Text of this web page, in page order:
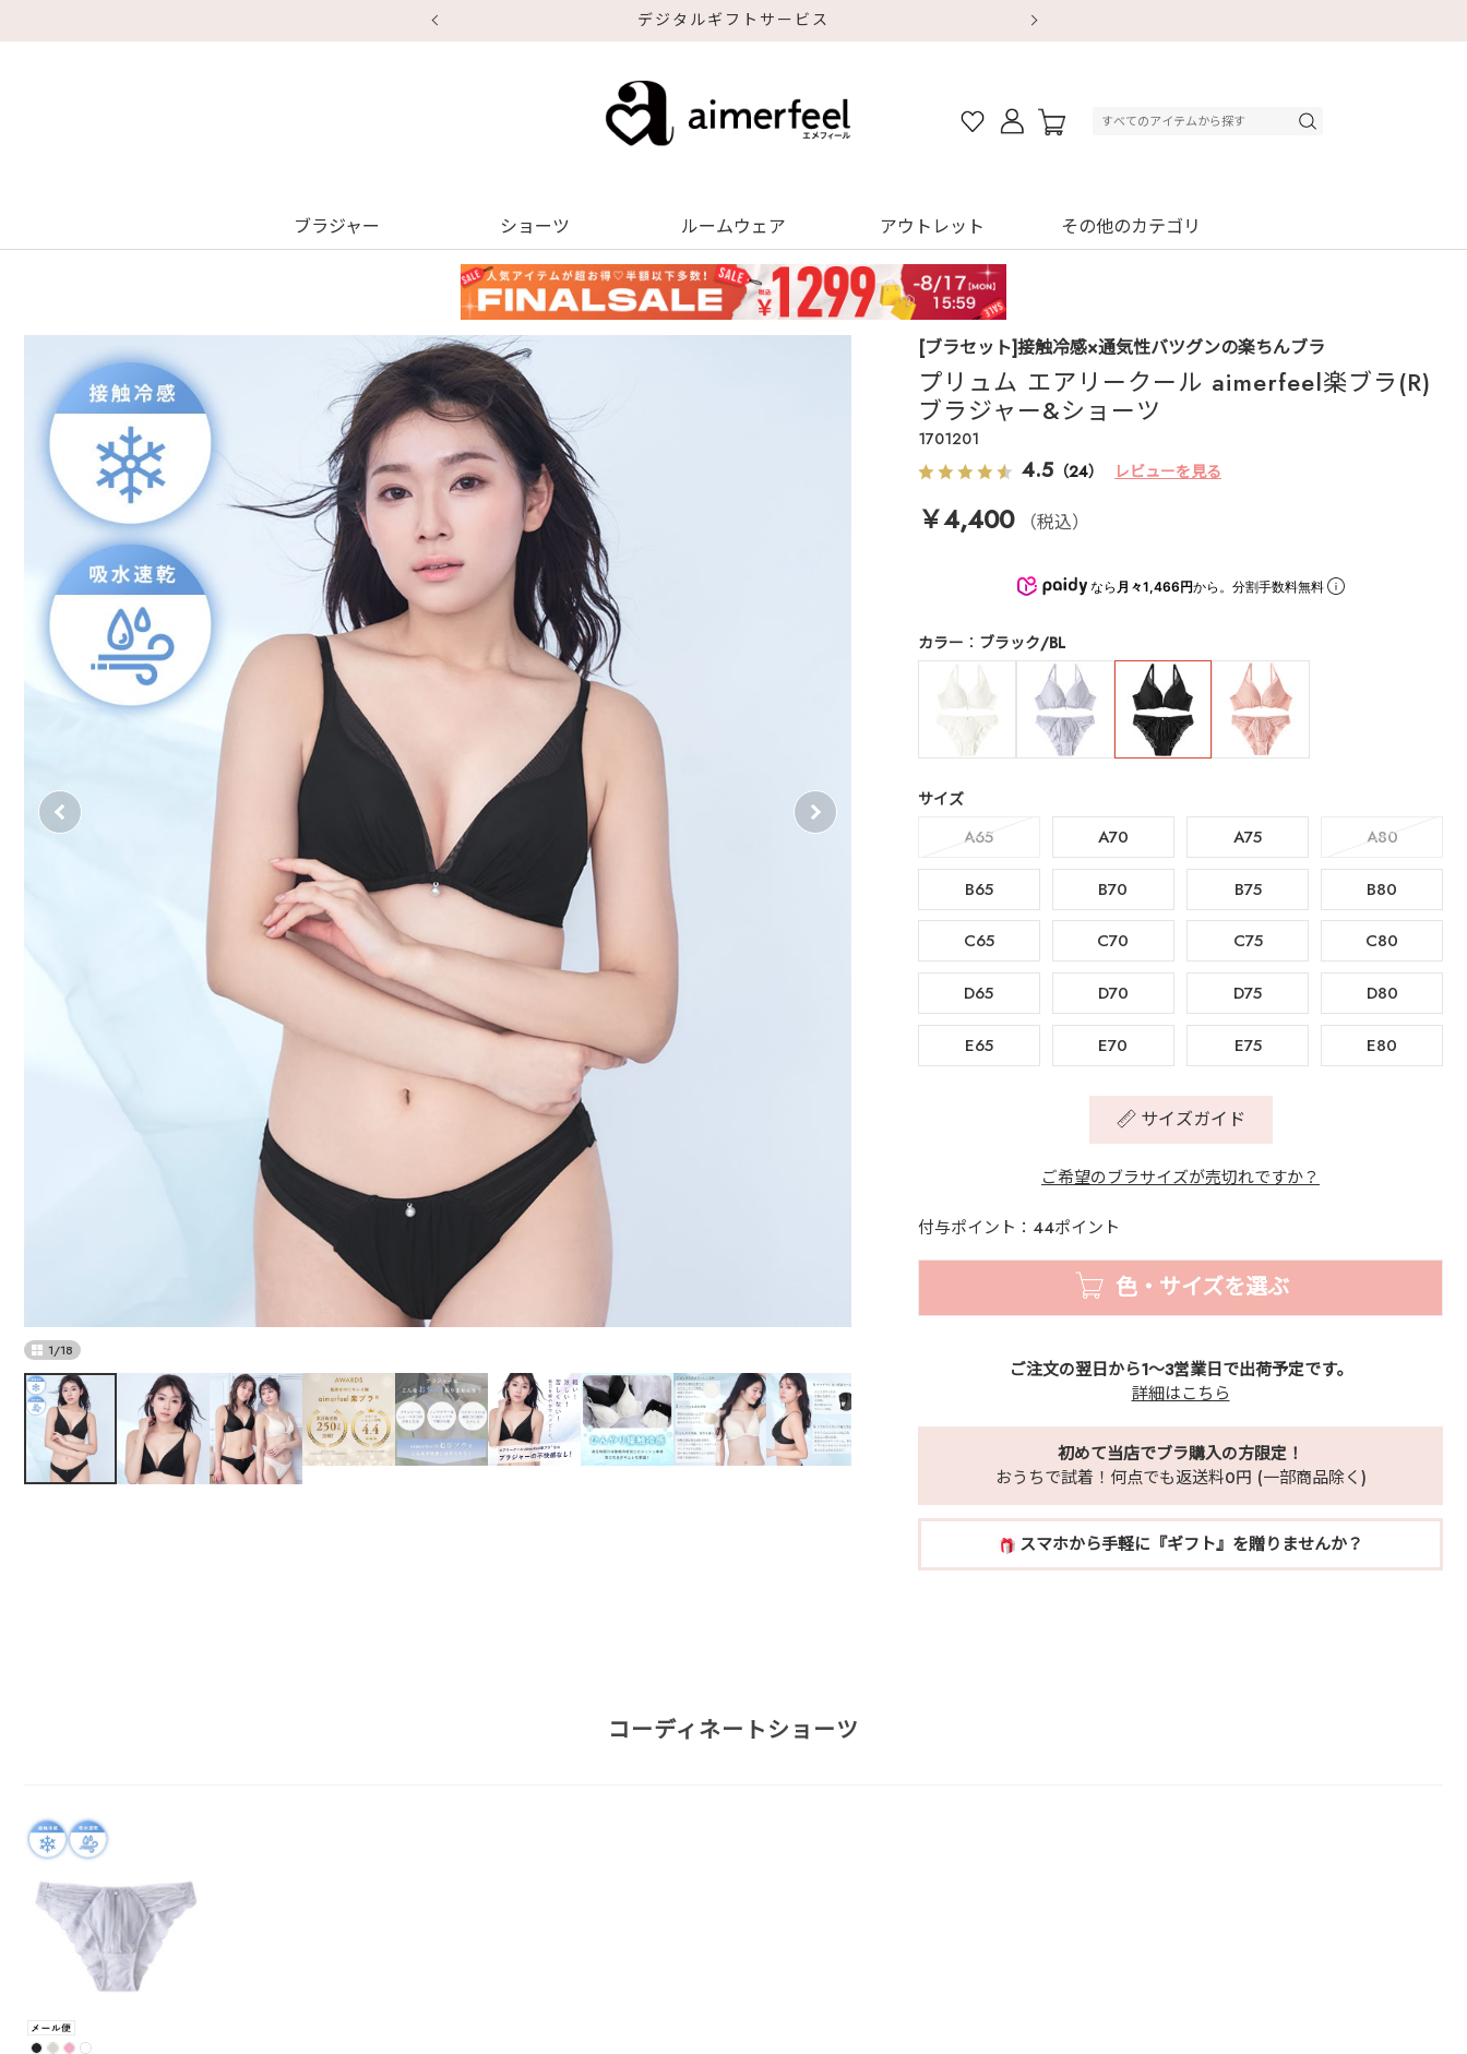
デジタルギフトサービス
ブラジャー ショーツ ルームウェア アウトレット その他のカテゴリ
1/18
[ブラセット]接触冷感×通気性バツグンの楽ちんブラ
プリュム エアリークール aimerfeel楽ブラ(R)
ブラジャー&ショーツ
1701201
4.5 （24） レビューを見る
￥4,400 （税込）
なら 月々1,466円から。分割手数料無料
カラー ブラック/BL
サイズ
A65 A70 A75 A80
B65 B70 B75 B80
C65 C70 C75 C80
D65 D70 D75 D80
E65 E70 E75 E80
サイズガイド
ご希望のブラサイズが売切れですか？
付与ポイント：44ポイント
色・サイズを選ぶ
ご注文の翌日から1～3営業日で出荷予定です。
詳細はこちら
初めて当店でブラ購入の方限定！
おうちで試着！何点でも返送料0円 (一部商品除く)
スマホから手軽に『ギフト』を贈りませんか？
コーディネートショーツ